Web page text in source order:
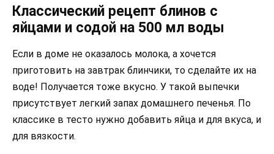
Классический рецепт блинов с
яйцами и содой на 500 мл воды
Если в доме не оказалось молока, а хочется
приготовить на завтрак блинчики, то сделайте их на
воде! Получается тоже вкусно. У такой выпечки
присутствует легкий запах домашнего печенья. По
классике в тесто нужно добавить яйца и для вкуса, и
для вязкости.